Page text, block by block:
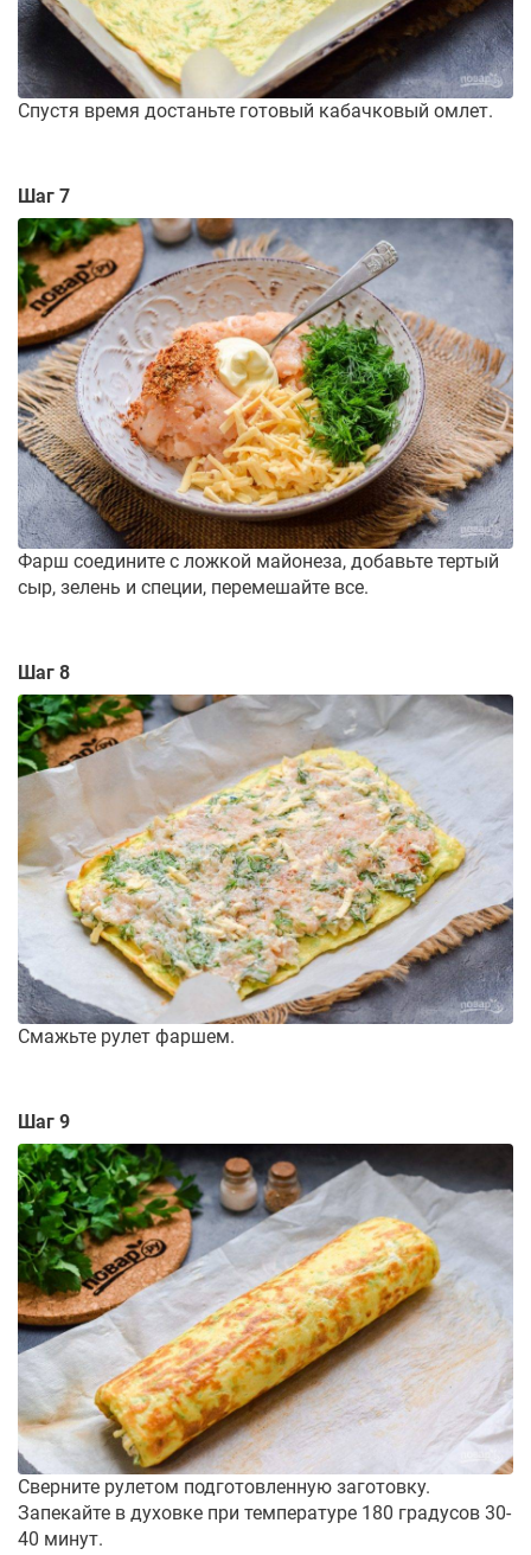
Спустя время достаньте готовый кабачковый омлет.
Шаг 7
Фарш соедините с ложкой майонеза, добавьте тертый
сыр, зелень и специи, перемешайте все.
Шаг 8
Смажьте рулет фаршем.
Шаг 9
Сверните рулетом подготовленную заготовку.
Запекайте в духовке при температуре 180 градусов 30-
40 минут.